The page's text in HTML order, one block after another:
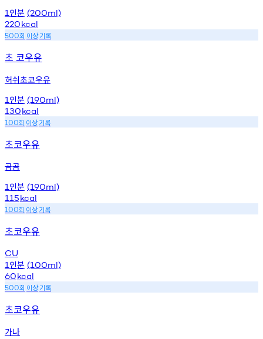
1 인분 (200ml)
220kcal
500회 이상기록
초 코우유
허쉬초코우유
1 인분 (190ml)
130kcal
100회 이상기록
초코우유
곰곰
1 인분 (190ml)
115kcal
100회 이상기록
초코우유
CU
1 인분 (100ml)
60kcal
500회 이상기록
초코우유
가나